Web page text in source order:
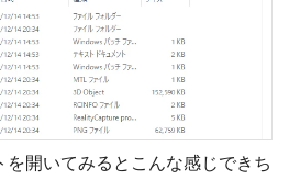
開いてみるとこんな感じできち